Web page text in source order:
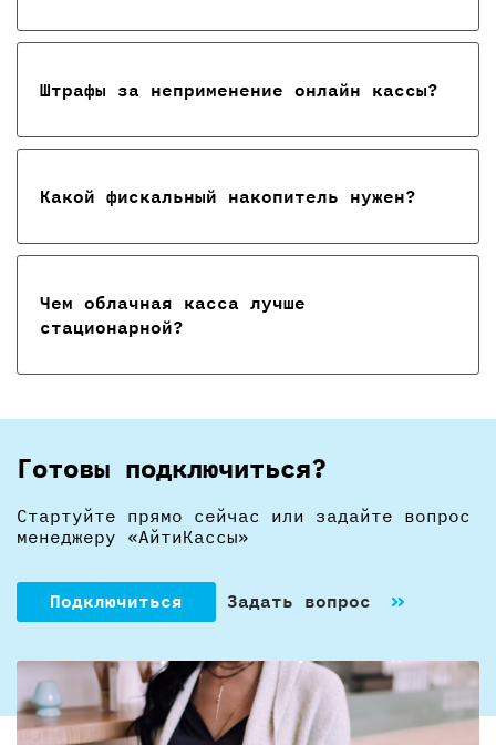
Штрафы за неприменение онлайн кассы?
Какой фискальный накопитель нужен?
Чем облачная касса лучше
стационарной?
Готовы подключиться?
Стартуйте прямо сейчас или задайте вопрос
менеджеру «АйтиКассы»
Подключиться Задать вопрос